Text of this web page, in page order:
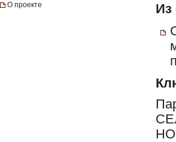
О проекте
Из